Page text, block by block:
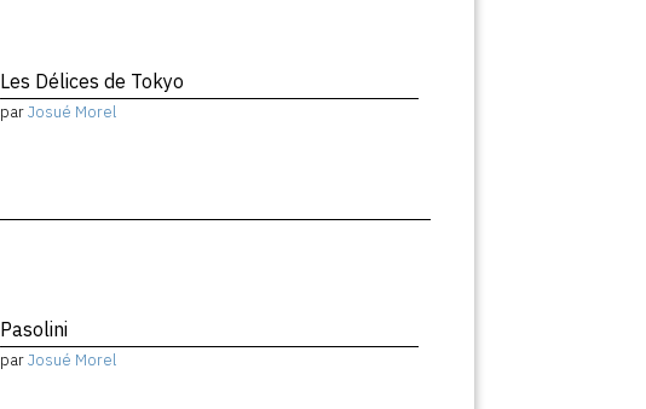
Les Délices de Tokyo
parJosué Morel
Pasolini
parJosué Morel